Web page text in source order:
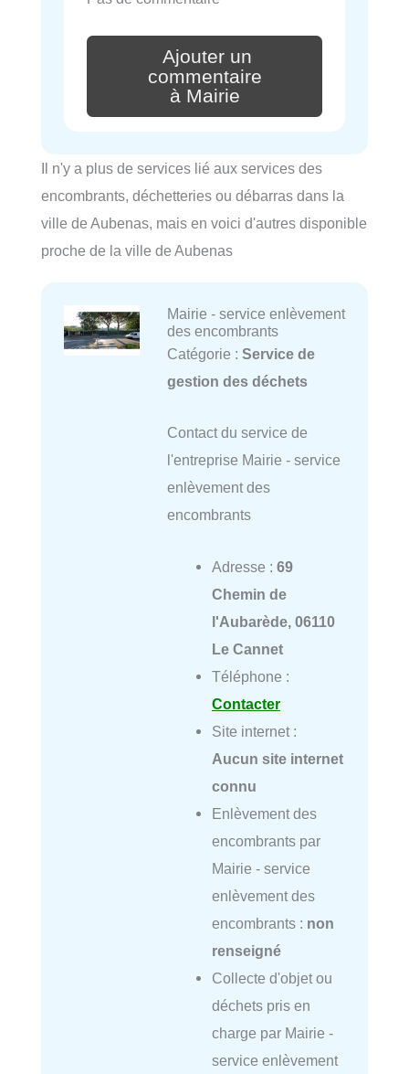
Ajouter un
commentaire
à Mairie
Il n'y a plus de services lié aux services des
encombrants, déchetteries ou débarras dans la
ville de Aubenas, mais en voici d'autres disponible
proche de la ville de Aubenas
Mairie - service enlèvement
des encombrants
Catégorie : Service de
gestion des déchets
Contact du service de
l'entreprise Mairie - service
enlèvement des
encombrants
Adresse : 69
Chemin de
l'Aubarède, 06110
Le Cannet
Téléphone :
Contacter
Site internet :
Aucun site internet
connu
Enlèvement des
encombrants par
Mairie - service
enlèvement des
encombrants : non
renseigné
Collecte d'objet ou
déchets pris en
charge par Mairie -
service enlèvement